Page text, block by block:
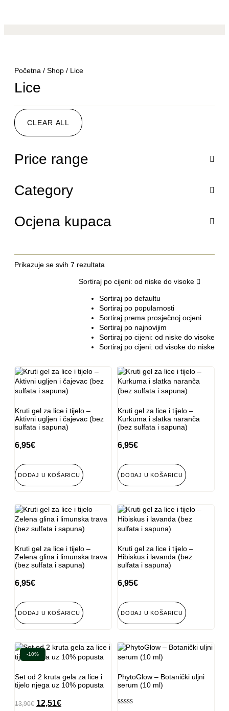
Početna / Shop / Lice
Lice
CLEAR ALL
Price range
Category
Ocjena kupaca
Prikazuje se svih 7 rezultata
Sortiraj po cijeni: od niske do visoke
Sortiraj po defaultu
Sortiraj po popularnosti
Sortiraj prema prosječnoj ocjeni
Sortiraj po najnovijim
Sortiraj po cijeni: od niske do visoke
Sortiraj po cijeni: od visoke do niske
Kruti gel za lice i tijelo –
Aktivni ugljen i čajevac (bez
sulfata i sapuna)
6,95€
DODAJ U KOŠARICU
Kruti gel za lice i tijelo –
Kurkuma i slatka naranča
(bez sulfata i sapuna)
6,95€
DODAJ U KOŠARICU
Kruti gel za lice i tijelo –
Zelena glina i limunska trava
(bez sulfata i sapuna)
6,95€
DODAJ U KOŠARICU
Kruti gel za lice i tijelo –
Hibiskus i lavanda (bez
sulfata i sapuna)
6,95€
DODAJ U KOŠARICU
-10%
Set od 2 kruta gela za lice i
tijelo njega uz 10% popusta
13,90€ 12,51€
PhytoGlow – Botanički uljni
serum (10 ml)